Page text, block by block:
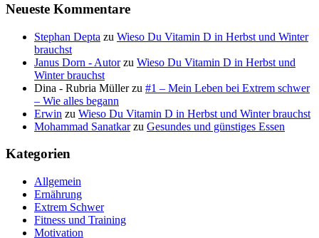
Neueste Kommentare
Stephan Depta zu Wieso Du Vitamin D in Herbst und Winter
brauchst
Janus Dorn - Autorzu Wieso Du Vitamin D in Herbst und
Winter brauchst
Dina - Rubria Müllerzu #1 – Mein Leben bei Extrem schwer
– Wie alles begann
Erwin zu Wieso Du Vitamin D in Herbst und Winter brauchst
Mohammad Sanatkarzu Gesundes und günstiges Essen
Kategorien
Allgemein
Ernährung
Extrem Schwer
Fitness und Training
Motivation